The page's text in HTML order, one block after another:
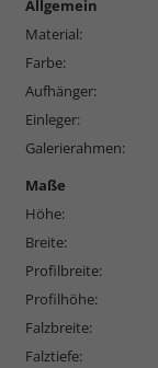
Allgemein
Material:
Farbe:
Aufhänger:
Einleger:
Galerierahmen:
Maße
Höhe:
Breite:
Profilbreite:
Profilhöhe:
Falzbreite:
Falztiefe: